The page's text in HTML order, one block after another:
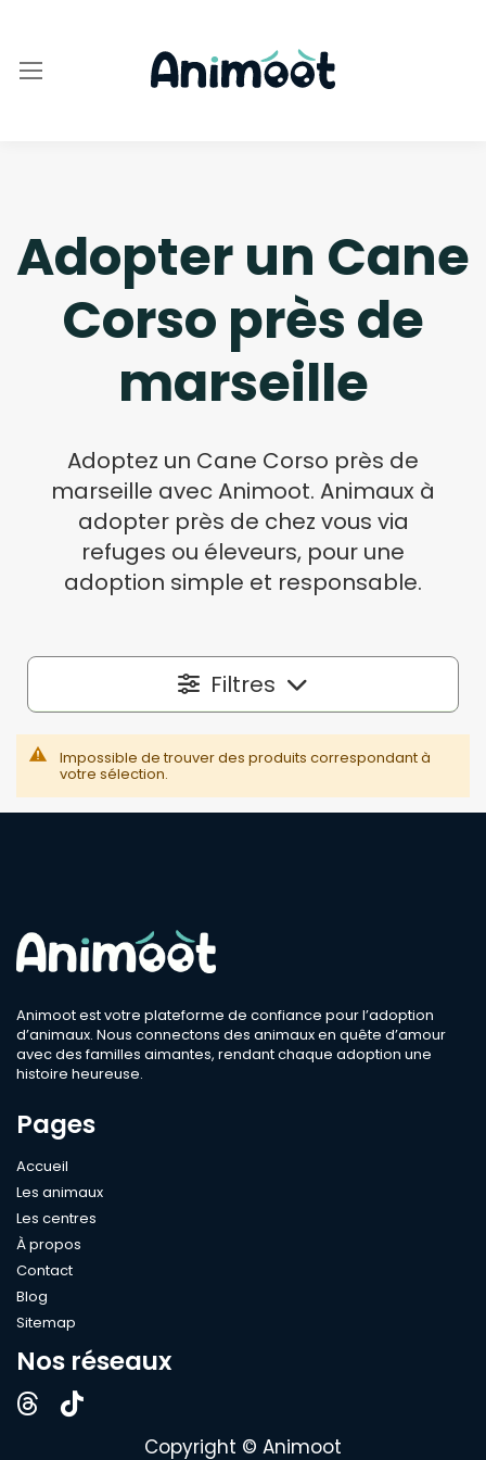
Adopter un Cane
Corso près de
marseille
Adoptez un Cane Corso près de
marseille avec Animoot. Animaux à
adopter près de chez vous via
refuges ou éleveurs, pour une
adoption simple et responsable.
Impossible de trouver des produits correspondant à
votre sélection.
Filtres
Localisation
Sexe
Bébé
Enfant
Chien
Chat
Âge
Animoot est votre plateforme de confiance pour l’adoption
d’animaux. Nous connectons des animaux en quête d’amour
avec des familles aimantes, rendant chaque adoption une
histoire heureuse.
Pages
Accueil
Les animaux
Les centres
À propos
Contact
Blog
Sitemap
Nos réseaux
Copyright © Animoot